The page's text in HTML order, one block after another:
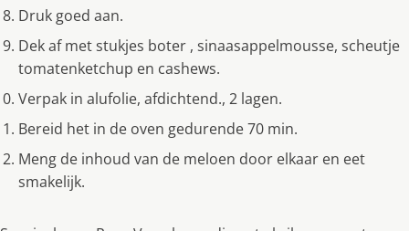
Druk goed aan.
Dek af met stukjes boter , sinaasappelmousse, scheutje
tomatenketchup en cashews.
Verpak in alufolie, afdichtend., 2 lagen.
Bereid het in de oven gedurende 70 min.
Meng de inhoud van de meloen door elkaar en eet
smakelijk.